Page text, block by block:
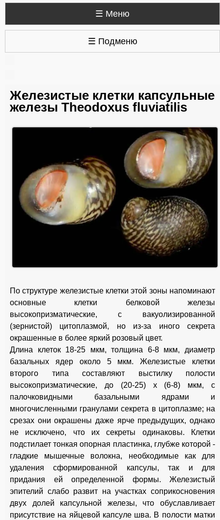
☰ Меню
☰ Подменю
Железистые клетки капсульные
железы Theodoxus fluviatilis
По структуре железистые клетки этой зоны напоминают
основные клетки белковой железы
высокопризматические, с вакуолизированной
(зернистой) цитоплазмой, но из-за иного секрета
окрашенные в более яркий розовый цвет.
Длина клеток 18-25 мкм, толщина 6-8 мкм, диаметр
базальных ядер около 5 мкм. Железистые клетки
второго типа составляют выстилку полости
высокопризматические, до (20-25) х (6-8) мкм, с
палочковидными базальными ядрами и
многочисленными гранулами секрета в цитоплазме; на
срезах они окрашены даже ярче предыдущих, однако
не исключено, что их секреты одинаковы. Клетки
подстилает тонкая опорная пластинка, глубже которой -
гладкие мышечные волокна, необходимые как для
удаления сформированной капсулы, так и для
придания ей определенной формы. Железистый
эпителий слабо развит на участках соприкосновения
двух долей капсульной железы, что обуславливает
присутствие на яйцевой капсуле шва. В полости матки